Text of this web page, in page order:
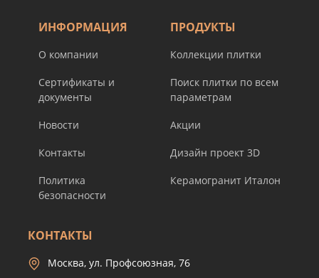
ИНФОРМАЦИЯ
О компании
Сертификаты и
документы
Новости
Контакты
Политика
безопасности
ПРОДУКТЫ
Коллекции плитки
Поиск плитки по всем
параметрам
Акции
Дизайн проект 3D
Керамогранит Италон
КОНТАКТЫ
Москва, ул. Профсоюзная, 76